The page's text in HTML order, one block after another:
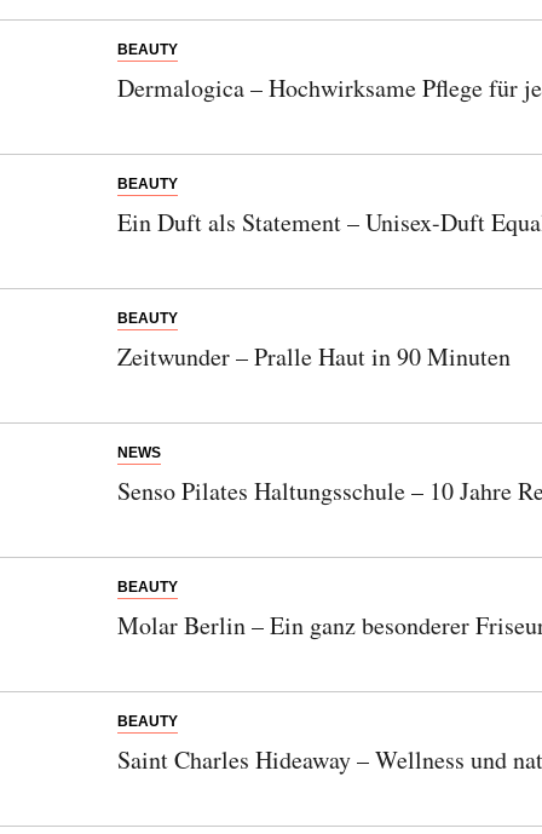
BEAUTY
Dermalogica – Hochwirksame Pflege für
BEAUTY
Ein Duft als Statement – Unisex-Duft
BEAUTY
Zeitwunder – Pralle Haut in 90 Minuten
NEWS
Senso Pilates Haltungsschule – 10 Jahre
BEAUTY
Molar Berlin – Ein ganz besonderer
BEAUTY
Saint Charles Hideaway – Wellness und